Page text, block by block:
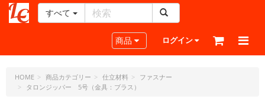
ー
ラ
フ
すべて
Toggle navigation
商品 ログイン
HOME 商品カテゴリー 仕立材料
ファスナー
タロンジッパー 5号（金具：ブラス）